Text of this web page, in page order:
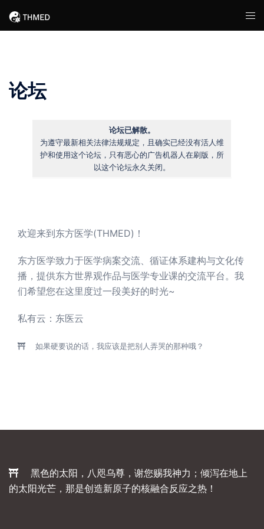
论坛
论坛已解散。
为遵守最新相关法律法规规定，且确实已经没有活人维
护和使用这个论坛，只有恶心的广告机器人在刷版，所
以这个论坛永久关闭。
欢迎来到东方医学(THMED)！
东方医学致力于医学病案交流、循证体系建构与文化传
播，提供东方世界观作品与医学专业课的交流平台。我
们希望您在这里度过一段美好的时光~
私有云： 东医云
如果硬要说的话，我应该是把别人弄哭的那种哦？
黑色的太阳，八咫乌尊，谢您赐我神力；倾泻在地上
的太阳光芒，那是创造新原子的核融合反应之热！